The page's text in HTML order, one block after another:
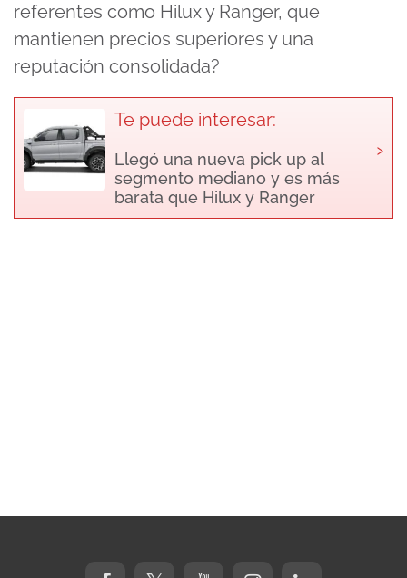
referentes como Hilux y Ranger, que
mantienen precios superiores y una
reputación consolidada?
Te puede interesar:
Llegó una nueva pick up al
segmento mediano y es más
barata que Hilux y Ranger
›